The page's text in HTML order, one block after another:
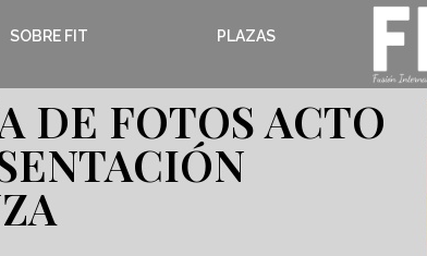
SOBRE FIT PLAZAS
DE FOTOS ACTO